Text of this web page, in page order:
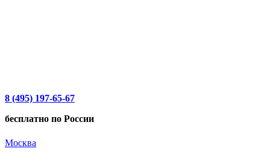
8 (495) 197-65-67
бесплатно по России
Москва